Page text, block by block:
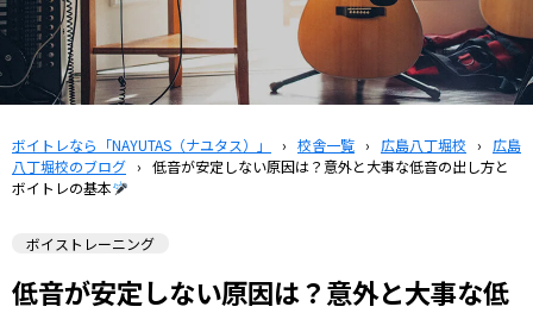
ボイトレなら「NAYUTAS（ナユタス）」 › 校舎一覧 › 広島八丁堀校 ›
広島
八丁堀校のブログ › 低音が安定しない原因は？意外と大事な低音の出し方と
ボイトレの基本
ボイストレーニング
低音が安定しない原因は？意外と大事な低